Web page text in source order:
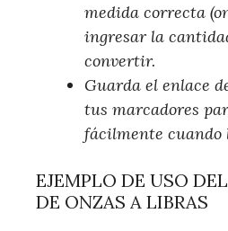
medida correcta
ingresar la
convertir.
Guarda el enlace
tus marcadores
fácilmente cuando
EJEMPLO DE USO
DE ONZAS A LIBRAS